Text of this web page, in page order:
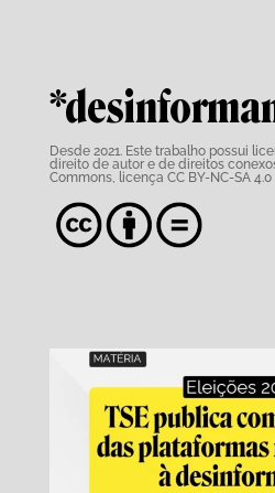
Desde 2021. Este trabalho possui
direito de autor e de direitos
Commons,
licença CC BY-NC-SA 4.0